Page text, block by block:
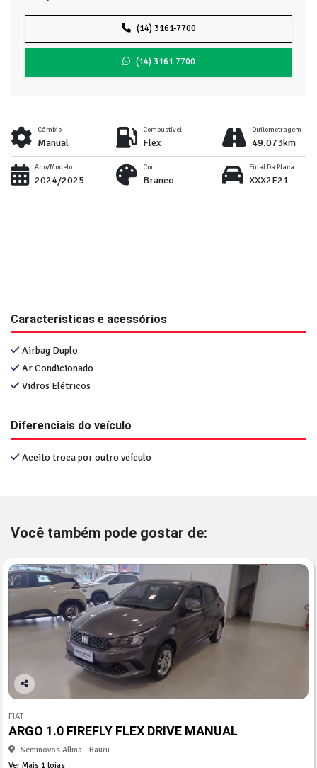
(14) 3161-7700
(14) 3161-7700
Câmbio
Manual
Combustível
Flex
Quilometragem
49.073km
Ano/Modelo
2024/2025
Cor
Branco
Final Da Placa
XXX2E21
Características e acessórios
Airbag Duplo
Ar Condicionado
Vidros Elétricos
Diferenciais do veículo
Aceito troca por outro veículo
Você também pode gostar de:
Co
arti
lhe
FIAT
ARGO 1.0 FIREFLY FLEX DRIVE MANUAL
Seminovos Allma - Bauru
Ver Mais 1 lojas